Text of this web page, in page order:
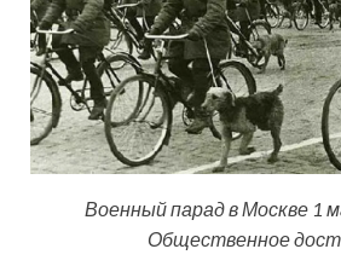
Военный парад в Москве 1
Общественное